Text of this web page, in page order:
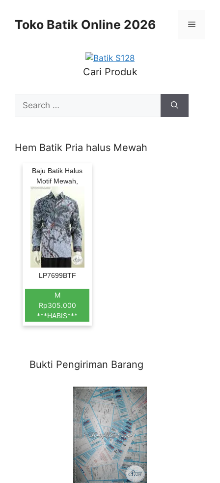
contentToko Batik Online 2026 Menu
Cari Produk
for:
Hem Batik Pria halus Mewah
Baju Batik Halus
Motif Mewah,
LP7699BTF
M
Rp305.000
***HABIS***
Bukti Pengiriman Barang